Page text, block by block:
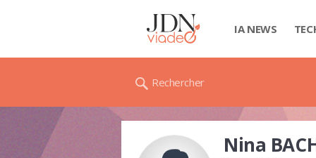
IA NEWS
Rechercher
Nina